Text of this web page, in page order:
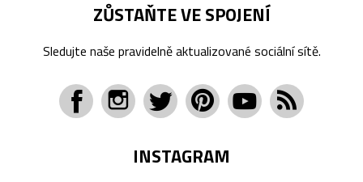
ZŮSTAŇTE VE SPOJENÍ
Sledujte naše pravidelně aktualizované sociální sítě.
INSTAGRAM